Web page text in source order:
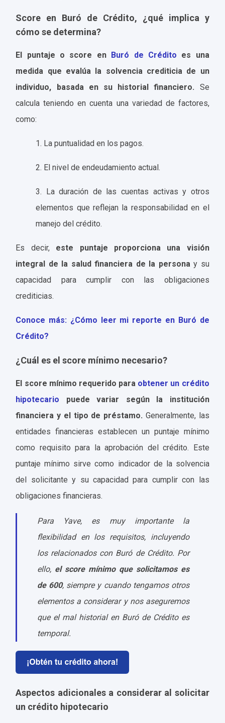
Score en Buró de Crédito, ¿qué implica y
cómo se determina?
El puntaje o score en Buró de Crédito es una
medida que evalúa la solvencia crediticia de un
individuo, basada en su historial financiero. Se
calcula teniendo en cuenta una variedad de factores,
como:
1. La puntualidad en los pagos.
2. El nivel de endeudamiento actual.
3. La duración de las cuentas activas y otros
elementos que reflejan la responsabilidad en el
manejo del crédito.
Es decir, este puntaje proporciona una visión
integral de la salud financiera de la personay su
capacidad para cumplir con las obligaciones
crediticias.
Conoce más: ¿Cómo leer mi reporte en Buró de
Crédito?
¿Cuál es el score mínimo necesario?
El score mínimo requerido para obtener un crédito
hipotecario puede variar según la institución
financiera y el tipo de préstamo. Generalmente, las
entidades financieras establecen un puntaje mínimo
como requisito para la aprobación del crédito. Este
puntaje mínimo sirve como indicador de la solvencia
del solicitante y su capacidad para cumplir con las
obligaciones financieras.
Para Yave, es muy importante la
flexibilidad en los requisitos, incluyendo
los relacionados con Buró de Crédito. Por
ello, el score mínimo que solicitamos es
de 600, siempre y cuando tengamos otros
elementos a considerar y nos aseguremos
que el mal historial en Buró de Crédito es
temporal.
Aspectos adicionales a considerar al solicitar
un crédito hipotecario